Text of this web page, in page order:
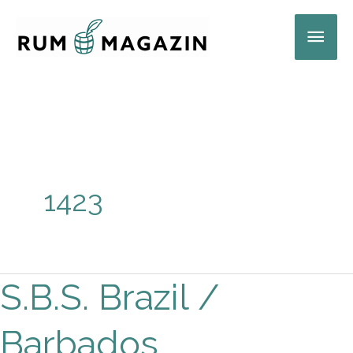
Inhalt
1423
S.B.S. Brazil /
Barbados
S.B.S.
Brazil
/